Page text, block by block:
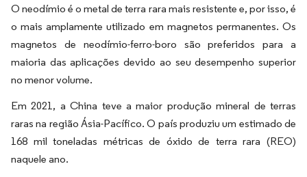
O neodímio é o metal de terra rara mais resistente e, por isso, é
o mais amplamente utilizado em magnetos permanentes. Os
magnetos de neodímio-ferro-boro são preferidos para a
maioria das aplicações devido ao seu desempenho superior
no menor volume.
Em 2021, a China teve a maior produção mineral de terras
raras na região Ásia-Pacífico. O país produziu um estimado de
168 mil toneladas métricas de óxido de terra rara (REO)
naquele ano.